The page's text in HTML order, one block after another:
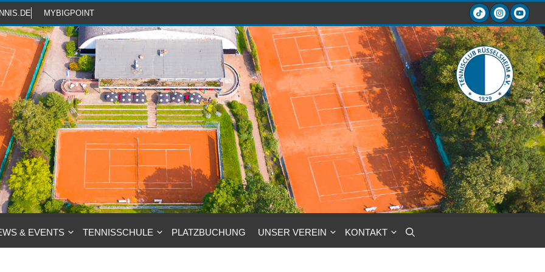
MYBIGPOINT
& EVENTS TENNISSCHULE PLATZBUCHUNG UNSER VEREIN KONTAKT